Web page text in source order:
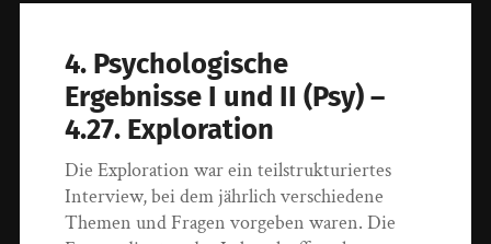
4. Psychologische
Ergebnisse I und II (Psy) –
4.27. Exploration
Die Exploration war ein teilstrukturiertes
Interview, bei dem jährlich verschiedene
Themen und Fragen vorgeben waren. Die